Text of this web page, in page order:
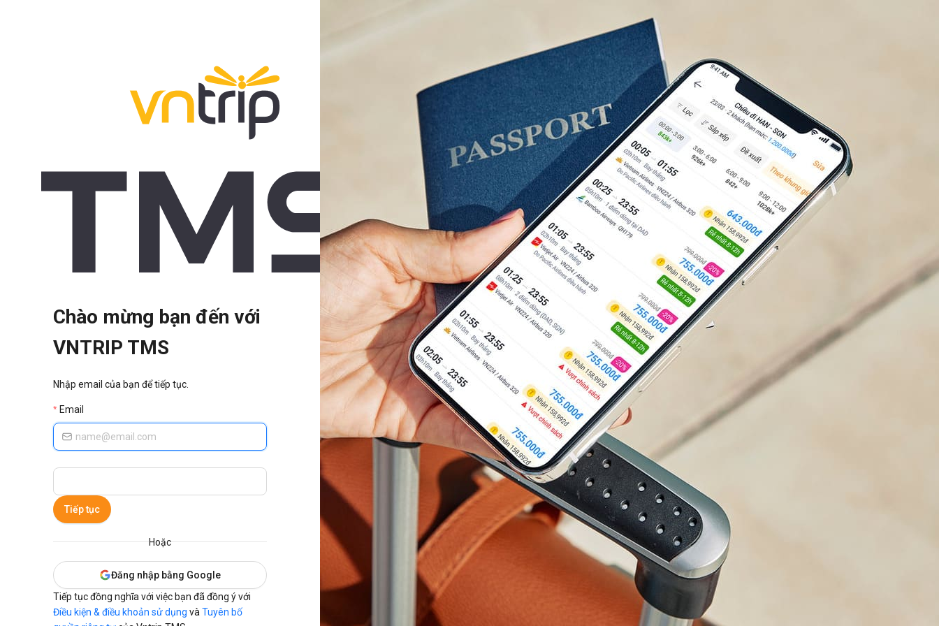
Chào mừng bạn đến với
VNTRIP TMS
Nhập email của bạn để tiếp tục.
Email
Tiếp tục
Hoặc
Đăng nhập bằng Google
Tiếp tục đồng nghĩa với việc bạn đã đồng ý với
Điều kiện & điều khoản sử dụng và Tuyên bố